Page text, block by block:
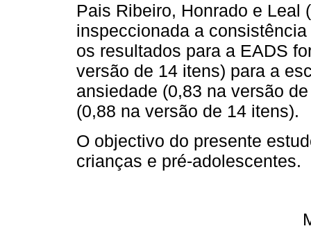
Pais Ribeiro, Honrado e Leal
inspeccionada a
os resultados para a EADS
versão de 14 itens) para a
ansiedade (0,83 na versão
(0,88 na versão de 14 itens).
O objectivo do presente
crianças e pré-adolescentes.